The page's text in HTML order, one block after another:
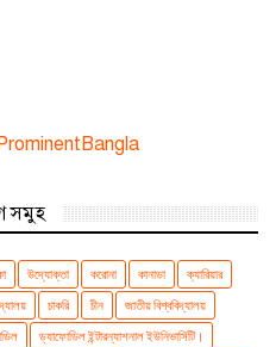
সমুহ
উদ্যোক্তা করোনা কানাডা
ক্যারিয়ার
চাকরি চীন
জাতীয় বিশ্ববিদ্যালয়
ড্যাফোডিল ইন্টারন্যাশনাল ইউনিভার্সিটি।